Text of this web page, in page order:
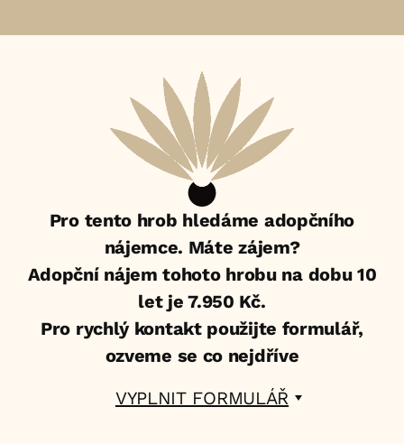
Pro tento hrob hledáme adopčního
nájemce. Máte zájem?
Adopční nájem tohoto hrobu na dobu 10
let je 7.950 Kč.
Pro rychlý kontakt použijte formulář,
ozveme se co nejdříve
VYPLNIT FORMULÁŘ